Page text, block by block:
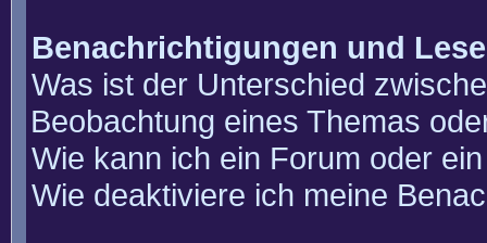
Benachrichtigungen und
Was ist der Unterschied
Beobachtung eines Themas
Wie kann ich ein Forum oder
Wie deaktiviere ich meine